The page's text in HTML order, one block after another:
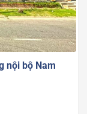
nội bộ Nam